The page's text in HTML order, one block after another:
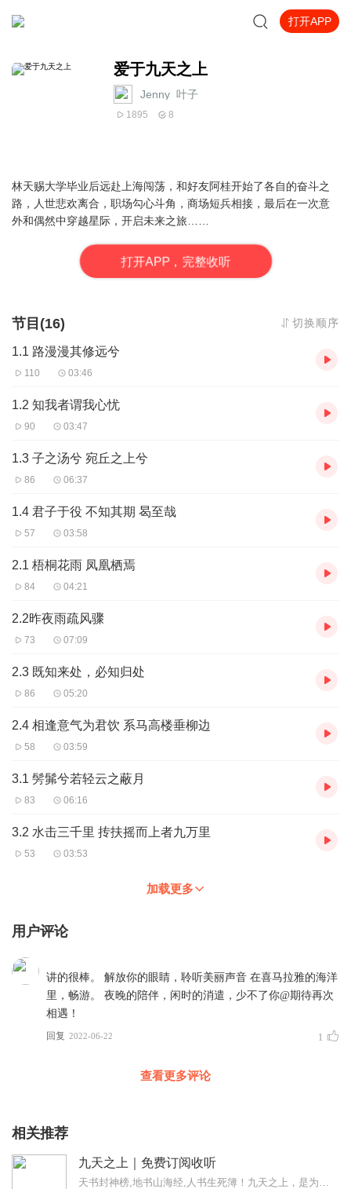
打开APP
爱于九天之上
Jenny_叶子
1895 8
林天赐大学毕业后远赴上海闯荡，和好友阿桂开始了各自的奋斗之
路，人世悲欢离合，职场勾心斗角，商场短兵相接，最后在一次意
外和偶然中穿越星际，开启未来之旅……
打开APP，完整收听
节目(16) 切换顺序
1.1 路漫漫其修远兮
110 03:46
1.2 知我者谓我心忧
90 03:47
1.3 子之汤兮 宛丘之上兮
86 06:37
1.4 君子于役 不知其期 曷至哉
57 03:58
2.1 梧桐花雨 凤凰栖焉
84 04:21
2.2昨夜雨疏风骤
73 07:09
2.3 既知来处，必知归处
86 05:20
2.4 相逢意气为君饮 系马高楼垂柳边
58 03:59
3.1 髣髴兮若轻云之蔽月
83 06:16
3.2 水击三千里 抟扶摇而上者九万里
53 03:53
加载更多
用户评论
讲的很棒。 解放你的眼睛，聆听美丽声音 在喜马拉雅的海洋
里，畅游。 夜晚的陪伴，闲时的消遣，少不了你@期待再次
相遇！
回复 2022-06-22 1
查看更多评论
相关推荐
九天之上｜免费订阅收听
天书封神榜,地书山海经,人书生死簿！九天之上，是为仙宫！世间百态，有因就有果，技不如人，只能忍。